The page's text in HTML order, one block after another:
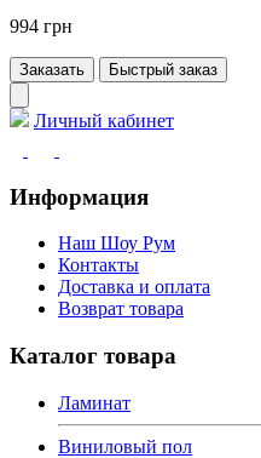
994 грн
Заказать Быстрый заказ
Личный кабинет
Информация
Наш Шоу Рум
Контакты
Доставка и оплата
Возврат товара
Каталог товара
Ламинат
Виниловый пол